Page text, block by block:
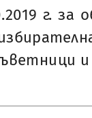
г. за
и